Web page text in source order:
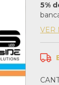
5%
VER